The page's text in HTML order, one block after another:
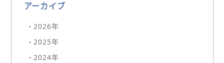
アーカイブ
・2026年
・2025年
・2024年